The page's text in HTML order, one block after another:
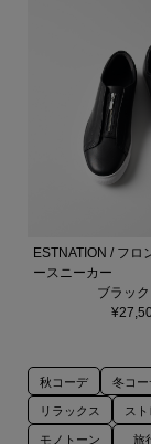
ESTNATION / フロ
ースニーカー
ブラッ
秋コーデ 冬コー
リラックス ス
モノトーン 旅